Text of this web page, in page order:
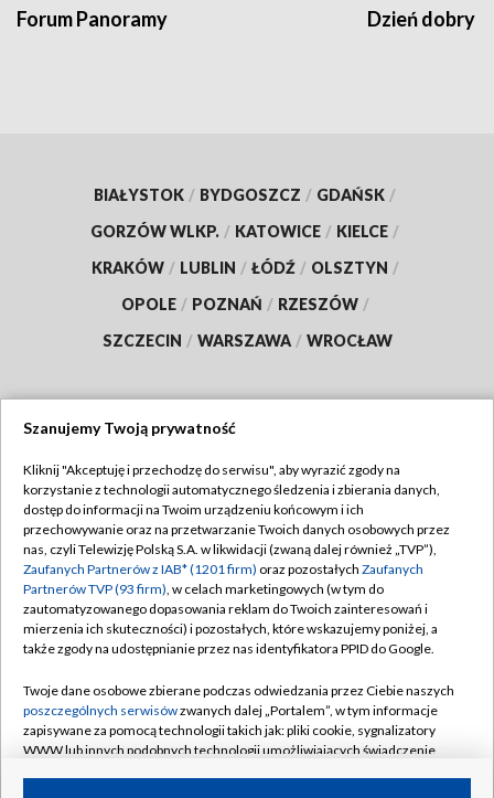
Forum Panoramy Dzień dobry
BIAŁYSTOK / BYDGOSZCZ / GDAŃSK /
GORZÓW WLKP. / KATOWICE / KIELCE /
KRAKÓW / LUBLIN / ŁÓDŹ / OLSZTYN /
OPOLE / POZNAŃ / RZESZÓW /
SZCZECIN / WARSZAWA / WROCŁAW
TVP
Abonament TVP
Emisja w TVP
Centrum informacji TVP
Naziemna Telewizja Cyfrowa
Rada Programowa
System NOS
Informacje o nadawcy
Regulamin TVP
Polityka prywatności
Moje zgody
Pomoc
Kontakt
Kanały
Szanujemy Twoją prywatność
Kliknij "Akceptuję i przechodzę do serwisu", aby wyrazić zgody na
korzystanie z technologii automatycznego śledzenia i zbierania danych,
dostęp do informacji na Twoim urządzeniu końcowym i ich
przechowywanie oraz na przetwarzanie Twoich danych osobowych przez
nas, czyli Telewizję Polską S.A. w likwidacji (zwaną dalej również „TVP”),
Zaufanych Partnerów z IAB* (1201 firm) oraz pozostałych Zaufanych
Partnerów TVP (93 firm), w celach marketingowych (w tym do
zautomatyzowanego dopasowania reklam do Twoich zainteresowań i
mierzenia ich skuteczności) i pozostałych, które wskazujemy poniżej, a
także zgody na udostępnianie przez nas identyfikatora PPID do Google.
Twoje dane osobowe zbierane podczas odwiedzania przez Ciebie naszych
poszczególnych serwisówzwanych dalej „Portalem”, w tym informacje
zapisywane za pomocą technologii takich jak: pliki cookie, sygnalizatory
WWW lub innych podobnych technologii umożliwiających świadczenie